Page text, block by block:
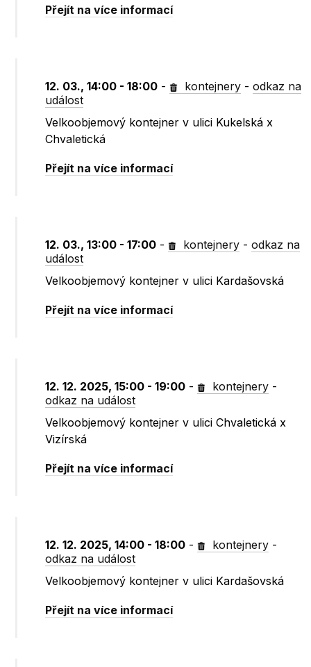
Přejít na více informací
12. 03., 14:00 - 18:00 - kontejnery -odkaz na
událost
Velkoobjemový kontejner v ulici Kukelská x
Chvaletická
Přejít na více informací
12. 03., 13:00 - 17:00 - kontejnery -odkaz na
událost
Velkoobjemový kontejner v ulici Kardašovská
Přejít na více informací
12. 12. 2025, 15:00 - 19:00 - kontejnery -
odkaz na událost
Velkoobjemový kontejner v ulici Chvaletická x
Vizírská
Přejít na více informací
12. 12. 2025, 14:00 - 18:00 - kontejnery -
odkaz na událost
Velkoobjemový kontejner v ulici Kardašovská
Přejít na více informací